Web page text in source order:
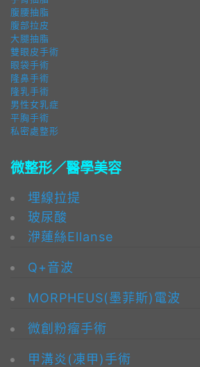
腹腰抽脂
腹部拉皮
大腿抽脂
雙眼皮手術
眼袋手術
隆鼻手術
隆乳手術
男性女乳症
平胸手術
私密處整形
微整形／醫學美容
埋線拉提
玻尿酸
洢蓮絲Ellanse
Q+音波
MORPHEUS(墨菲斯)電波
微創粉瘤手術
甲溝炎(凍甲)手術